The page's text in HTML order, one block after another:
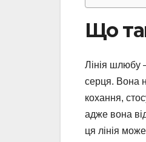
Що
Лінія шлюбу
серця. Вона
кохання,
адже вона
ця лінія